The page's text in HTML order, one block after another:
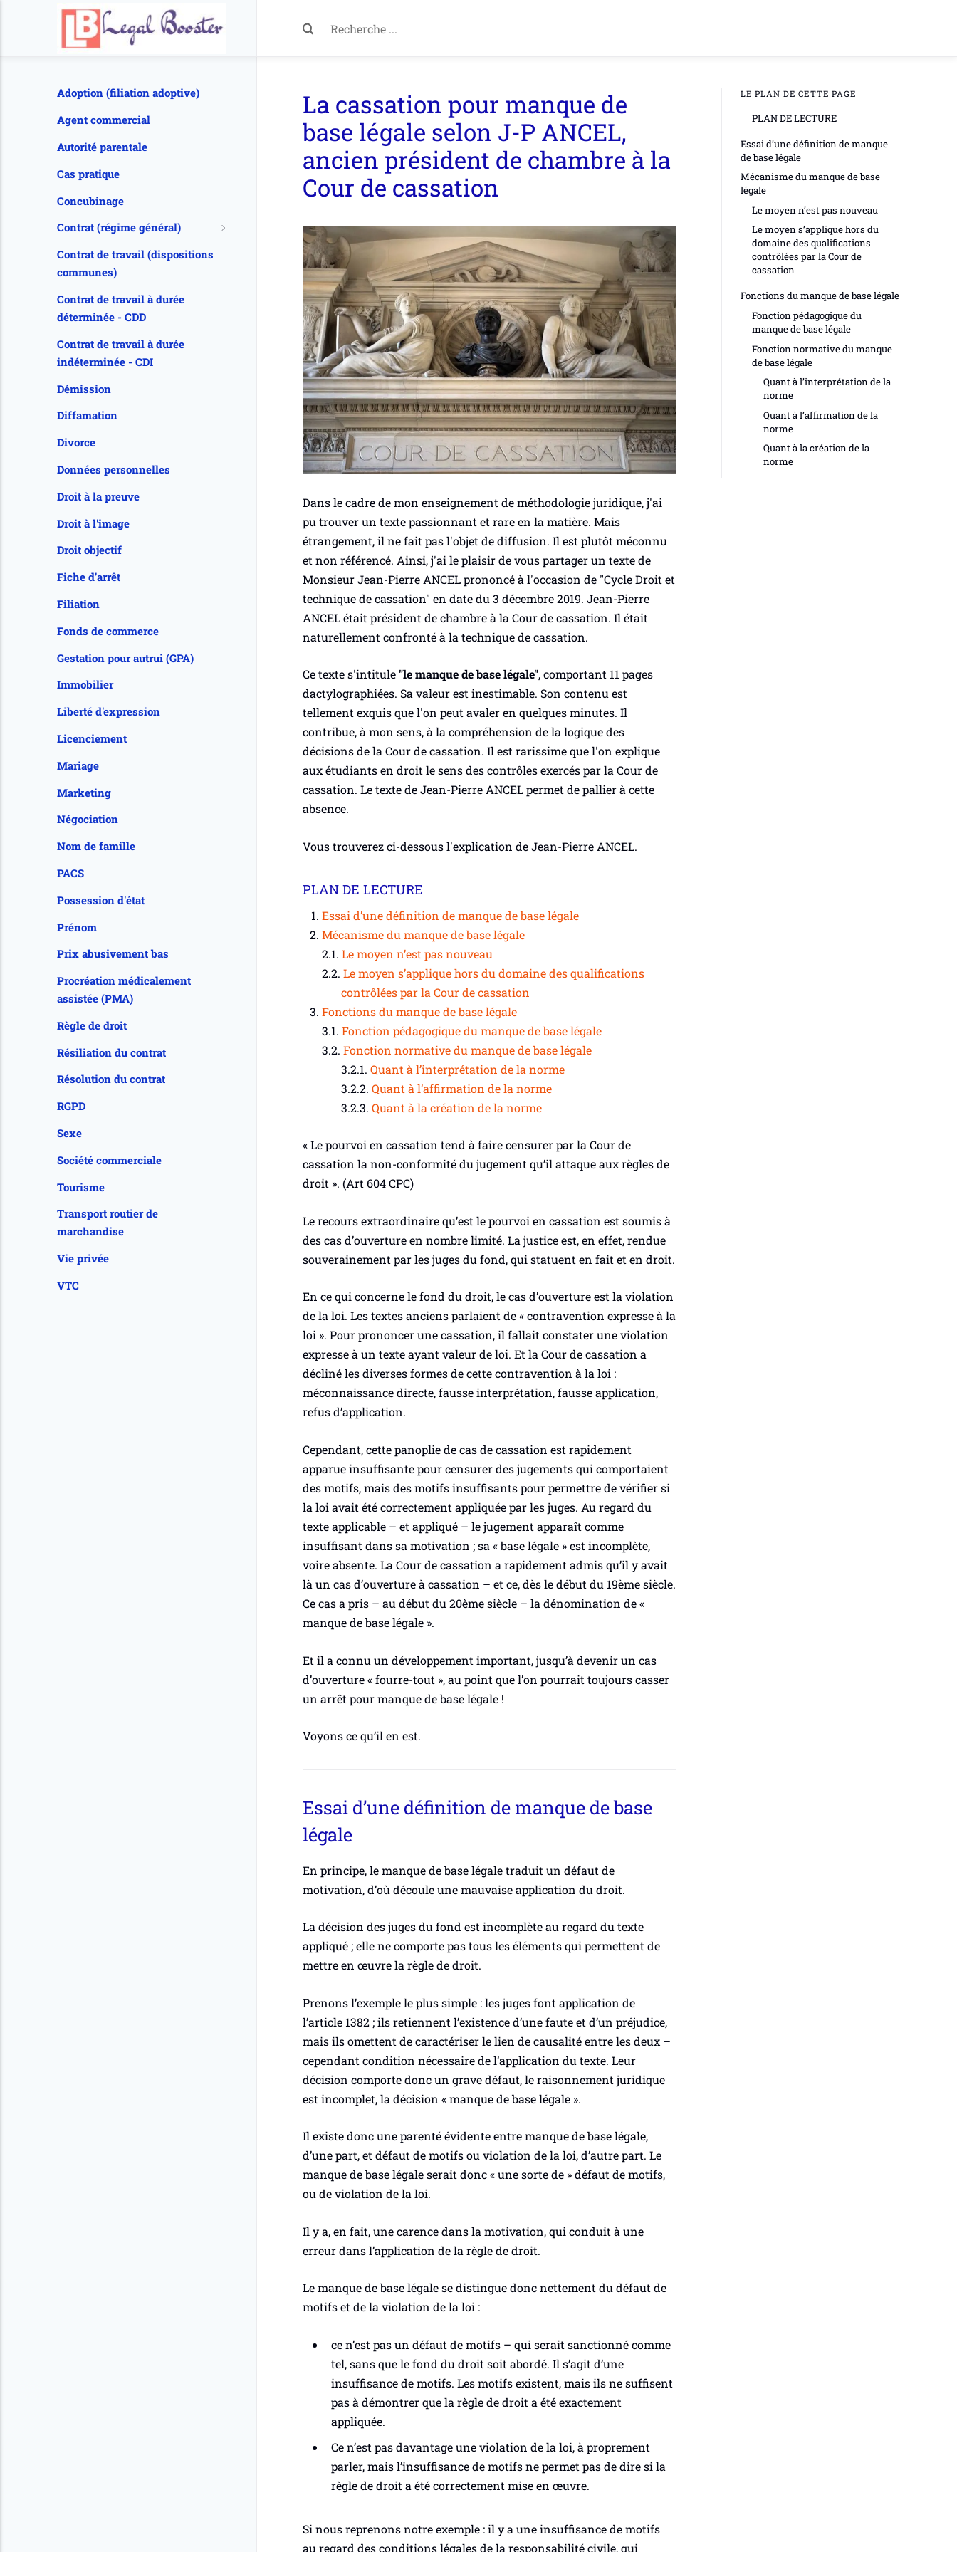
La cassation pour manque de
base légale selon J-P ANCEL,
ancien président de chambre à la
Cour de cassation
Dans le cadre de mon enseignement de méthodologie juridique, j'ai
pu trouver un texte passionnant et rare en la matière. Mais
étrangement, il ne fait pas l'objet de diffusion. Il est plutôt méconnu
et non référencé. Ainsi, j'ai le plaisir de vous partager un texte de
Monsieur Jean-Pierre ANCEL prononcé à l'occasion de "Cycle Droit et
technique de cassation" en date du 3 décembre 2019. Jean-Pierre
ANCEL était président de chambre à la Cour de cassation. Il était
naturellement confronté à la technique de cassation.
Ce texte s'intitule "le manque de base légale", comportant 11 pages
dactylographiées. Sa valeur est inestimable. Son contenu est
tellement exquis que l'on peut avaler en quelques minutes. Il
contribue, à mon sens, à la compréhension de la logique des
décisions de la Cour de cassation. Il est rarissime que l'on explique
aux étudiants en droit le sens des contrôles exercés par la Cour de
cassation. Le texte de Jean-Pierre ANCEL permet de pallier à cette
absence.
Vous trouverez ci-dessous l'explication de Jean-Pierre ANCEL.
PLAN DE LECTURE
Essai d’une définition de manque de base légale
Mécanisme du manque de base légale
Le moyen n’est pas nouveau
Le moyen s’applique hors du domaine des qualifications
contrôlées par la Cour de cassation
Fonctions du manque de base légale
Fonction pédagogique du manque de base légale
Fonction normative du manque de base légale
Quant à l’interprétation de la norme
Quant à l’affirmation de la norme
Quant à la création de la norme
«Le pourvoi en cassation tend à faire censurer par la Cour de
cassation la non-conformité du jugement qu’il attaque aux règles de
droit ». (Art 604 CPC)
Le recours extraordinaire qu’est le pourvoi en cassation est soumis à
des cas d’ouverture en nombre limité. La justice est, en effet, rendue
souverainement par les juges du fond, qui statuent en fait et en droit.
En ce qui concerne le fond du droit, le cas d’ouverture est laviolation
de la loi. Les textes anciens parlaient de «contravention expresse à la
loi ». Pour prononcer une cassation, il fallait constater une violation
expresse à un texte ayant valeur de loi. Et la Cour de cassation a
décliné les diverses formes de cette contravention à la loi :
méconnaissance directe, fausse interprétation, fausse application,
refus d’application.
Cependant, cette panoplie de cas de cassation est rapidement
apparue insuffisante pour censurer des jugements qui comportaient
des motifs, mais des motifs insuffisants pour permettre de vérifier si
la loi avait été correctement appliquée par les juges. Au regard du
texte applicable – et appliqué – le jugement apparaît comme
insuffisant dans sa motivation ; sa « base légale » est incomplète,
voire absente. La Cour de cassation a rapidement admis qu’il y avait
là un cas d’ouverture à cassation – et ce, dès le début du 19èmesiècle.
Ce cas a pris – au début du 20èmesiècle – la dénomination de «
manque de base légale ».
Et il a connu un développement important, jusqu’à devenir un cas
d’ouverture « fourre-tout », au point que l’on pourrait toujours casser
un arrêt pour manque de base légale !
Voyons ce qu’il en est.
Essai d’une définition de manque de base
légale
En principe, le manque de base légale traduit un défaut de
motivation, d’où découle une mauvaise application du droit.
La décision des juges du fond est incomplète au regard du texte
appliqué ; elle ne comporte pas tous les éléments qui permettent de
mettre en œuvre la règle de droit.
Prenons l’exemple le plus simple : les juges font application de
l’article 1382 ; ils retiennent l’existence d’une faute et d’un préjudice,
mais ils omettent de caractériser le lien de causalité entre les deux –
cependant condition nécessaire de l’application du texte. Leur
décision comporte donc un grave défaut, le raisonnement juridique
est incomplet, la décision « manque de base légale ».
Il existe donc une parenté évidente entre manque de base légale,
d’une part, et défaut de motifs ou violation de la loi, d’autre part. Le
manque de base légale serait donc « une sorte de » défaut de motifs,
ou de violation de la loi.
Il y a, en fait, unecarence dans la motivation, qui conduit à une
erreur dans l’application de la règle de droit.
Le manque de base légale se distingue donc nettement dudéfaut de
motifset de laviolation de la loi :
ce n’est pas un défaut de motifs – qui serait sanctionné comme
tel, sans que le fonddu droit soit abordé. Il s’agit d’une
insuffisance de motifs. Les motifs existent, maisils ne suffisent
pas à démontrer que la règle de droit a été exactement
appliquée.
Ce n’est pas davantage une violation de la loi, à proprement
parler, maisl’insuffisance de motifs ne permet pas de dire si la
règle de droit a été correctement mise en œuvre.
Si nous reprenons notre exemple : il y a une insuffisance de motifs
au regard des conditions légales de la responsabilité civile, qui
LE PLAN DE CETTE PAGE
PLAN DE LECTURE
Essai d’une définition de manque
de base légale
Mécanisme du manque de base
légale
Le moyen n’est pas nouveau
Le moyen s’applique hors du
domaine des qualifications
contrôlées par la Cour de
cassation
Fonctions du manque de base légale
Fonction pédagogique du
manque de base légale
Fonction normative du manque
de base légale
Quant à l’interprétation de la
norme
Quant à l’affirmation de la
norme
Quant à la création de la
norme
Adoption (filiation adoptive)
Agent commercial
Autorité parentale
Cas pratique
Concubinage
Contrat (régime général)
Contrat de travail (dispositions
communes)
Contrat de travail à durée
déterminée - CDD
Contrat de travail à durée
indéterminée - CDI
Démission
Diffamation
Divorce
Données personnelles
Droit à la preuve
Droit à l'image
Droit objectif
Fiche d'arrêt
Filiation
Fonds de commerce
Gestation pour autrui (GPA)
Immobilier
Liberté d'expression
Licenciement
Mariage
Marketing
Négociation
Nom de famille
PACS
Possession d'état
Prénom
Prix abusivement bas
Procréation médicalement
assistée (PMA)
Règle de droit
Résiliation du contrat
Résolution du contrat
RGPD
Sexe
Société commerciale
Tourisme
Transport routier de
marchandise
Vie privée
VTC